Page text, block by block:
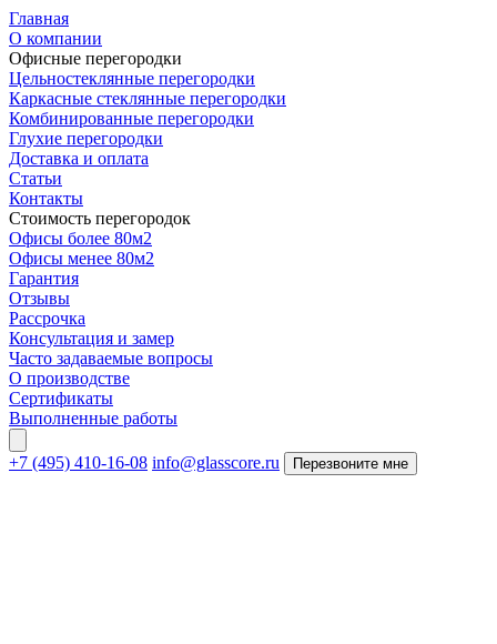
Главная
О компании
Офисные перегородки
Цельностеклянные перегородки
Каркасные стеклянные перегородки
Комбинированные перегородки
Глухие перегородки
Доставка и оплата
Статьи
Контакты
Стоимость перегородок
Офисы более 80м2
Офисы менее 80м2
Гарантия
Отзывы
Рассрочка
Консультация и замер
Часто задаваемые вопросы
О производстве
Сертификаты
Выполненные работы
+7 (495) 410-16-08 info@glasscore.ru Перезвоните мне